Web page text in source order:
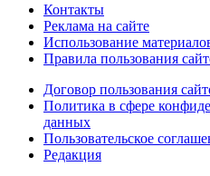
Контакты
Реклама на сайте
Использование
Правила пользования
Договор пользования
Политика в сфере
данных
Пользовательское
Редакция